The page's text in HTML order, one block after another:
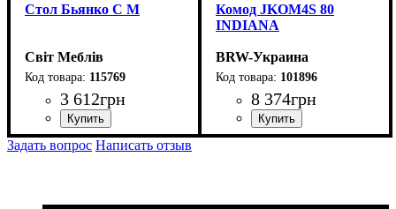
Стол Бьянко С М
Світ Меблів
115769
3 612грн
ширина, мм: 1280
высота, мм: 750
глубина, мм: 600
Комод JKOM4S 80
INDIANA
BRW-Украина
101896
8 374грн
ширина, мм: 800
высота, мм: 870
глубина, мм: 400
Задать вопрос Написать отзыв